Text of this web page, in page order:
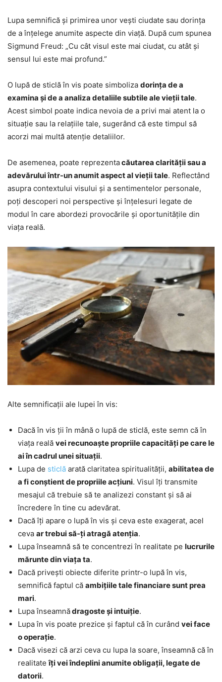
Lupa semnifică și primirea unor vești ciudate sau dorința
de a înțelege anumite aspecte din viață. După cum spunea
Sigmund Freud: „Cu cât visul este mai ciudat, cu atât și
sensul lui este mai profund.”
O lupă de sticlă în vis poate simboliza dorința de a
examina și de a analiza detaliile subtile ale vieții tale.
Acest simbol poate indica nevoia de a privi mai atent la o
situație sau la relațiile tale, sugerând că este timpul să
acorzi mai multă atenție detaliilor.
De asemenea, poate reprezentacăutarea clarității sau a
adevărului într-un anumit aspect al vieții tale. Reflectând
asupra contextului visului și a sentimentelor personale,
poți descoperi noi perspective și înțelesuri legate de
modul în care abordezi provocările și oportunitățile din
viața reală.
Alte semnificații ale lupei în vis:
Dacă în vis ții în mână o lupă de sticlă, este semn că în
viața reală vei recunoaște propriile capacități pe care le
ai în cadrul unei situații.
Lupa de sticlă arată claritatea spiritualității, abilitatea de
a fi conștient de propriile acțiuni. Visul îți transmite
mesajul că trebuie să te analizezi constant și să ai
încredere în tine cu adevărat.
Dacă îți apare o lupă în vis și ceva este exagerat, acel
ceva ar trebui să-ți atragă atenția.
Lupa înseamnă să te concentrezi în realitate pe lucrurile
mărunte din viața ta.
Dacă privești obiecte diferite printr-o lupă în vis,
semnifică faptul că ambițiile tale financiare sunt prea
mari.
Lupa înseamnădragoste și intuiție.
Lupa în vis poate prezice și faptul că în curând vei face
o operație.
Dacă visezi că arzi ceva cu lupa la soare, înseamnă că în
realitateîți vei îndeplini anumite obligații, legate de
datorii.